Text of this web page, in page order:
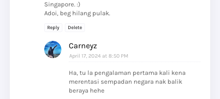
Singapore. :)
Adoi, beg hilang pulak.
Reply Delete
Carneyz
April 17, 2024 at 8:50 PM
Ha, tu la pengalaman pertama kali kena
merentasi sempadan negara nak balik
beraya hehe